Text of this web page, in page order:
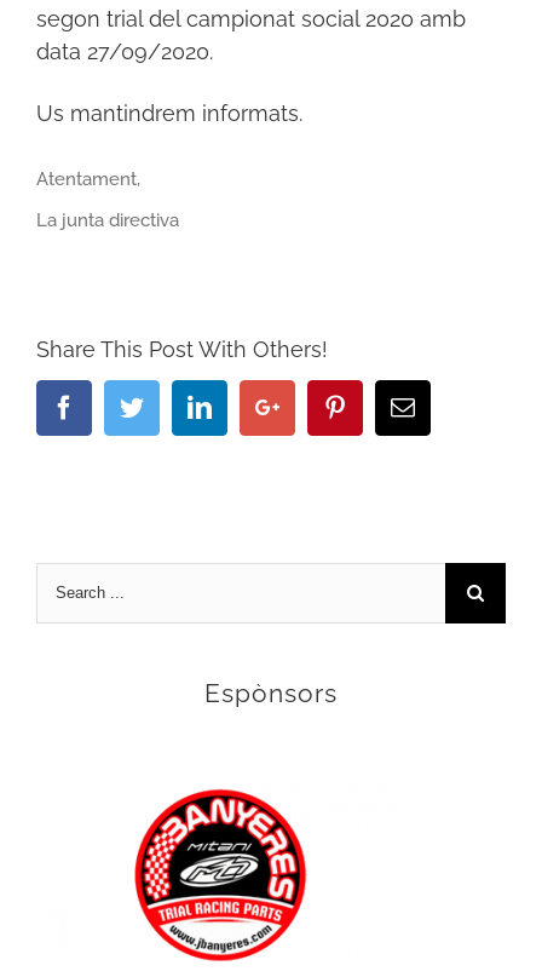
segon trial del campionat social 2020 amb
data 27/09/2020.
Us mantindrem informats.
Atentament,
La junta directiva
Share This Post With Others!
FacebookTwitterLinkedInGoogle+ PinterestEmail
Search
for:
Espònsors